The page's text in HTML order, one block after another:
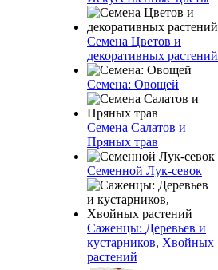
Семена Цветов и
декоративных растений
Семена: Овощей
Семена Салатов и
Пряных трав
Семенной Лук-севок
Саженцы: Деревьев и
кустарников, Хвойных
растений